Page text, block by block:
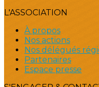
L'ASSOCIATION
À propos
Nos actions
Nos délégués
Partenaires
Espace presse